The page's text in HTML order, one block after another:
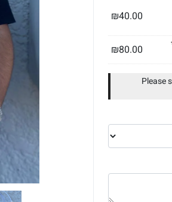
₪40.00
₪80.00
Please